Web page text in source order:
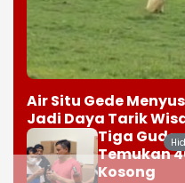
Air Situ Gede
Jadi Daya Tarik
Tiga
Temukan
Kosong